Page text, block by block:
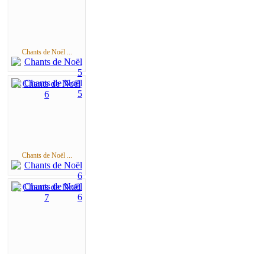
Chants de Noël ...
Chants de Noël ...